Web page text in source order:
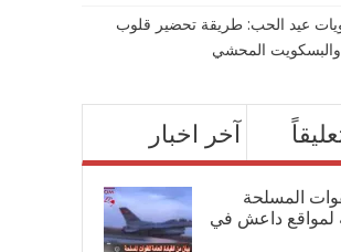
عيد الحب: طريقة تحضير قلوب
والبسكويت المحشي
آخر اخبار
المسلحة
داعش في